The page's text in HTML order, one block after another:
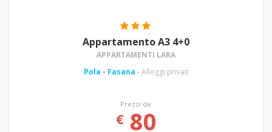
Appartamento A3 4+0
APPARTAMENTI LARA
Pola - Fasana - Alloggi privati
Prezzi da:
€80